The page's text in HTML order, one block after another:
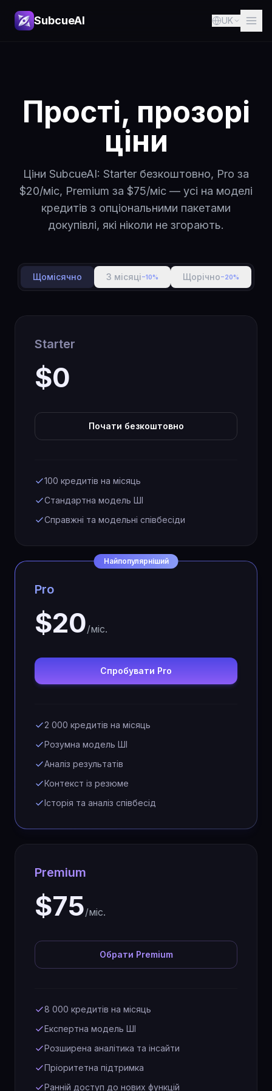
SubcueAI UK
Прості, прозорі
ціни
Ціни SubcueAI: Starter безкоштовно, Pro за
$20/міс, Premium за $75/міс — усі на моделі
кредитів з опціональними пакетами
докупівлі, які ніколи не згорають.
Щомісячно 3 місяці−10% Щорічно−20%
Starter
$0
Почати безкоштовно
100 кредитів на місяць
Стандартна модель ШІ
Справжні та модельні співбесіди
Найпопулярніший
Pro
$20/міс.
Спробувати Pro
2 000 кредитів на місяць
Розумна модель ШІ
Аналіз результатів
Контекст із резюме
Історія та аналіз співбесід
Premium
$75/міс.
Обрати Premium
8 000 кредитів на місяць
Експертна модель ШІ
Розширена аналітика та інсайти
Пріоритетна підтримка
Ранній доступ до нових функцій